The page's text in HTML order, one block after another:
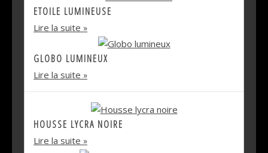
ETOILE LUMINEUSE
Lire la suite
GLOBO LUMINEUX
Lire la suite
HOUSSE LYCRA NOIRE
Lire la suite